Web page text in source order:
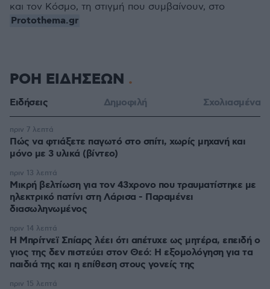
και τον Κόσμο, τη στιγμή που συμβαίνουν, στο
Protothema.gr
ΡΟΗ ΕΙΔΗΣΕΩΝ
Ειδήσεις Δημοφιλή Σχολιασμένα
Πώς να φτιάξετε παγωτό στο σπίτι, χωρίς μηχανή και
μόνο με 3 υλικά (βίντεο)
πριν 7 λεπτά
Μικρή βελτίωση για τον 43χρονο που τραυματίστηκε με
ηλεκτρικό πατίνι στη Λάρισα - Παραμένει
διασωληνωμένος
πριν 13 λεπτά
Η Μπρίτνεϊ Σπίαρς λέει ότι απέτυχε ως μητέρα, επειδή ο
γιος της δεν πιστεύει στον Θεό: Η εξομολόγηση για τα
παιδιά της και η επίθεση στους γονείς της
πριν 14 λεπτά
πριν 15 λεπτά